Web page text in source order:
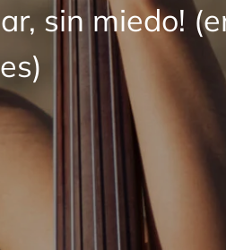
sin miedo!